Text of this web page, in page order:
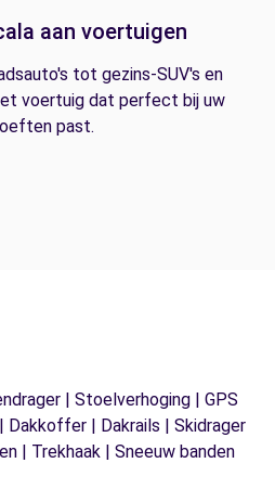
aan voertuigen
tot gezins-SUV's en
voertuig dat perfect bij uw
past.
| Stoelverhoging | GPS
Dakkoffer | Dakrails | Skidrager
| Trekhaak | Sneeuw banden